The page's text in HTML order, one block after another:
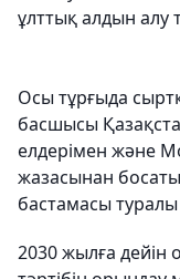
ұлттық алдын алу
Осы тұрғыда
басшысы
елдерімен және
жазасынан
бастамасы туралы
2030 жылға дейін